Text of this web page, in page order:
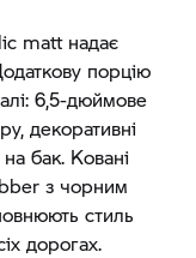
matt надає
порцію
6,5-дюймове
декоративні
бак. Ковані
з чорним
стиль
дорогах.